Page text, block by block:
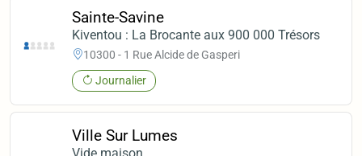
Sainte-Savine
Kiventou : La Brocante aux 900 000 Trésors
10300 - 1 Rue Alcide de Gasperi
Journalier
Ville Sur Lumes
Vide maison